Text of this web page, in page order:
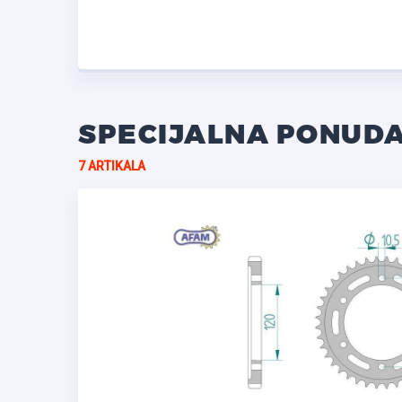
SPECIJALNA
7 ARTIKALA